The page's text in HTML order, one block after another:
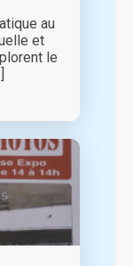
au
et
le